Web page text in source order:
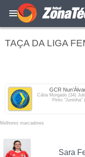
TAÇA DA LIGA
GCR
Cátia Morgado (34)
Pinto "Juninha"
Melhores marcadores
Sara